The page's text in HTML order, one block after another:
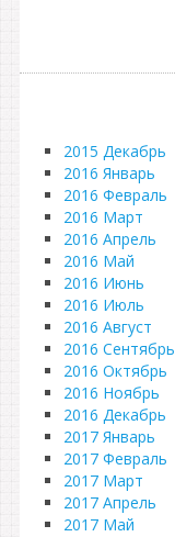
2015 Декабрь
2016 Январь
2016 Февраль
2016 Март
2016 Апрель
2016 Май
2016 Июнь
2016 Июль
2016 Август
2016 Сентябрь
2016 Октябрь
2016 Ноябрь
2016 Декабрь
2017 Январь
2017 Февраль
2017 Март
2017 Апрель
2017 Май